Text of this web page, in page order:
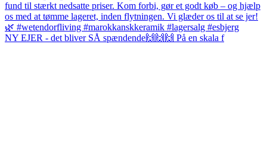
NY EJER - det bliver SÅ spændende🙌🙌🙌 På en skala f